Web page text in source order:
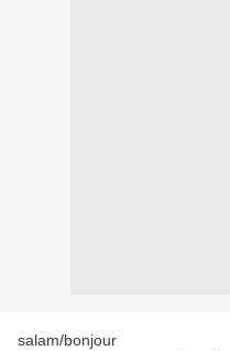
salam/bonjour